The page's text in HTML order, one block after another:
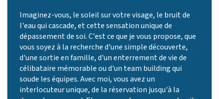
Imaginez-vous, le soleil sur votre visage, le bruit de
l'eau qui cascade, et cette sensation unique de
dépassement de soi. C'est ce que je vous propose, que
vous soyez à la recherche d'une simple découverte,
d'une sortie en famille, d'un enterrement de vie de
célibataire mémorable ou d'un team building qui
soude les équipes. Avec moi, vous avez un
interlocuteur unique, de la réservation jusqu'à la